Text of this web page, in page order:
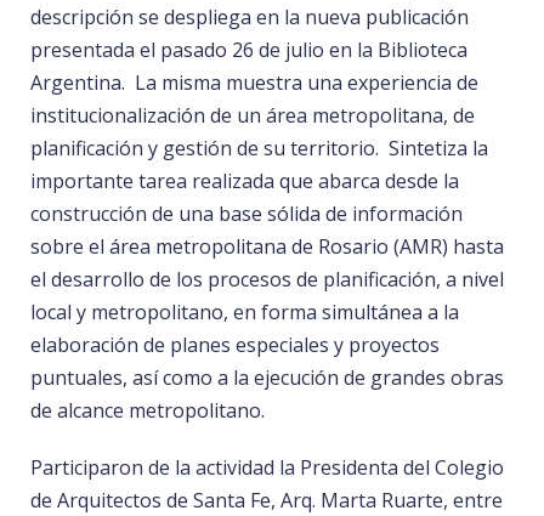
descripción se despliega en la nueva publicación
presentada el pasado 26 de julio en la Biblioteca
Argentina. La misma muestra una experiencia de
institucionalización de un área metropolitana, de
planificación y gestión de su territorio. Sintetiza la
importante tarea realizada que abarca desde la
construcción de una base sólida de información
sobre el área metropolitana de Rosario (AMR) hasta
el desarrollo de los procesos de planificación, a nivel
local y metropolitano, en forma simultánea a la
elaboración de planes especiales y proyectos
puntuales, así como a la ejecución de grandes obras
de alcance metropolitano.
Participaron de la actividad la Presidenta del Colegio
de Arquitectos de Santa Fe, Arq. Marta Ruarte, entre